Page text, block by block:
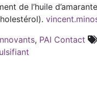
de l’huile
, PAI Contact